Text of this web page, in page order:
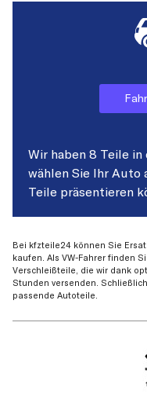
Wir haben 8 Teile
wählen Sie Ihr Auto
Teile präsentieren
Bei kfzteile24 können Sie
kaufen. Als VW-Fahrer finden
Verschleißteile, die wir dank
Stunden versenden.
passende Autoteile.